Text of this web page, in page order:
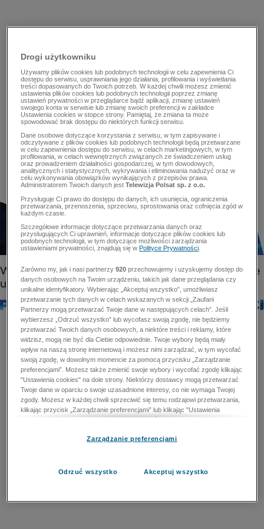
Drogi użytkowniku
Używamy plików cookies lub podobnych technologii w celu zapewnienia Ci
dostępu do serwisu, usprawniania jego działania, profilowania i wyświetlania
treści dopasowanych do Twoich potrzeb. W każdej chwili możesz zmienić
ustawienia plików cookies lub podobnych technologii poprzez zmianę
ustawień prywatności w przeglądarce bądź aplikacji, zmianę ustawień
swojego konta w serwisie lub zmianę swoich preferencji w zakładce
Ustawienia cookies w stopce strony. Pamiętaj, że zmiana ta może
spowodować brak dostępu do niektórych funkcji serwisu.
Dane osobowe dotyczące korzystania z serwisu, w tym zapisywane i
odczytywane z plików cookies lub podobnych technologii będą przetwarzane
w celu zapewnienia dostępu do serwisu, w celach marketingowych, w tym
profilowania, w celach wewnętrznych związanych ze świadczeniem usług
oraz prowadzeniem działalności gospodarczej, w tym dowodowych,
analitycznych i statystycznych, wykrywania i eliminowania nadużyć oraz w
celu wykonywania obowiązków wynikających z przepisów prawa.
Administratorem Twoich danych jestTelewizja Polsat sp. z o.o.
Przysługuje Ci prawo do dostępu do danych, ich usunięcia, ograniczenia
przetwarzania, przenoszenia, sprzeciwu, sprostowania oraz cofnięcia zgód w
każdym czasie.
Szczegółowe informacje dotyczące przetwarzania danych oraz
przysługujących Ci uprawnień, informacje dotyczące plików cookies lub
podobnych technologii, w tym dotyczące możliwości zarządzania
ustawieniami prywatności, znajdują się wPolityce Prywatności
Zarówno my, jak i nasi partnerzy920 przechowujemy i uzyskujemy dostęp do
danych osobowych na Twoim urządzeniu, takich jak dane przeglądania czy
unikalne identyfikatory. Wybierając „Akceptuj wszystko”, umożliwiasz
przetwarzanie tych danych w celach wskazanych w sekcji „Zaufani
Partnerzy mogą przetwarzać Twoje dane w następujących celach”. Jeśli
wybierzesz „Odrzuć wszystko” lub wycofasz swoją zgodę, nie będziemy
przetwarzać Twoich danych osobowych, a niektóre treści i reklamy, które
widzisz, mogą nie być dla Ciebie odpowiednie. Twoje wybory będą miały
wpływ na naszą stronę internetową i możesz nimi zarządzać, w tym wycofać
swoją zgodę, w dowolnym momencie za pomocą przycisku „Zarządzanie
preferencjami”. Możesz także zmienić swoje wybory i wycofać zgodę klikając
"Ustawienia cookies" na dole strony. Niektórzy dostawcy mogą przetwarzać
Twoje dane w oparciu o swoje uzasadnione interesy, co nie wymaga Twojej
zgody. Możesz w każdej chwili sprzeciwić się temu rodzajowi przetwarzania,
klikając przycisk „Zarządzanie preferencjami” lub klikając "Ustawienia
cookies" na dole strony. Nie możesz sprzeciwić się przetwarzaniu przez
zapobiegania oszustwom i naprawiania błędów, a w tym celu mogą zostać
przetwarzaniu danych osobowych w celu dostarczania i prezentacji reklam i
Zarządzanie preferencjami
Odrzuć wszystko Akceptuj wszystko